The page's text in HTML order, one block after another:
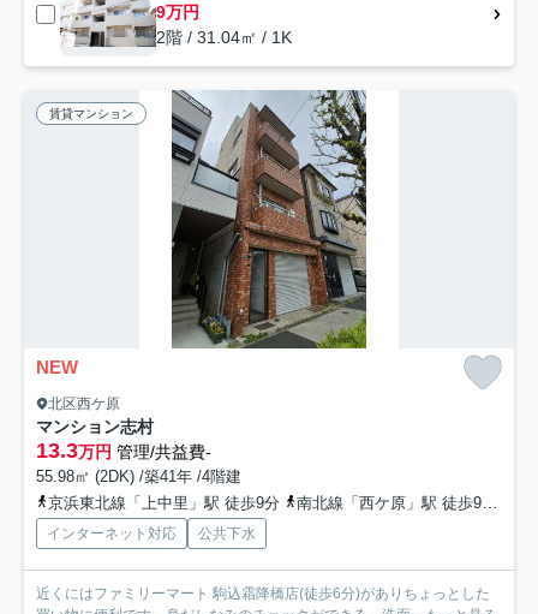
9万円
2階 / 31.04㎡ / 1K
賃貸マンション
NEW
北区西ケ原
マンション志村
13.3万円 管理/共益費-
55.98㎡ (2DK) /築41年 /4階建
京浜東北線「上中里」駅 徒歩9分
南北線「西ケ原」駅 徒歩9分
インターネット対応 公共下水
近くにはファミリーマート 駒込霜降橋店(徒歩6分)がありちょっとした